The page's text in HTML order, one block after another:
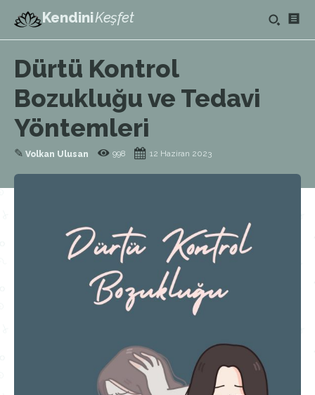
KendiniKeşfet
Dürtü Kontrol
Bozukluğu ve Tedavi
Yöntemleri
✎ Volkan Ulusan 998 12 Haziran 2023